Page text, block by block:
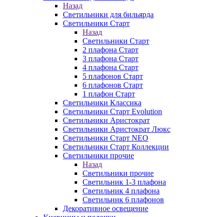
Назад
Светильники для бильярда
Светильники Старт
Назад
Светильники Старт
2 плафона Старт
3 плафона Старт
4 плафона Старт
5 плафонов Старт
6 плафонов Старт
1 плафон Старт
Светильники Классика
Светильники Старт Evolution
Светильники Аристократ
Светильники Аристократ Люкс
Светильники Старт NEO
Светильники Старт Коллекции
Светильники прочие
Назад
Светильники прочие
Светильник 1-3 плафона
Светильник 4 плафона
Светильник 6 плафонов
Декоративное освещение